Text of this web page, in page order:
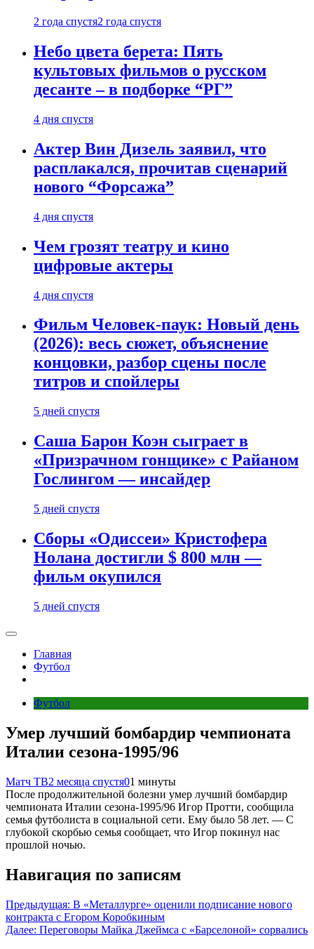
2 года спустя2 года спустя
Небо цвета берета: Пять
культовых фильмов о русском
десанте – в подборке “РГ”
4 дня спустя
Актер Вин Дизель заявил, что
расплакался, прочитав сценарий
нового “Форсажа”
4 дня спустя
Чем грозят театру и кино
цифровые актеры
4 дня спустя
Фильм Человек-паук: Новый день
(2026): весь сюжет, объяснение
концовки, разбор сцены после
титров и спойлеры
5 дней спустя
Саша Барон Коэн сыграет в
«Призрачном гонщике» с Райаном
Гослингом — инсайдер
5 дней спустя
Сборы «Одиссеи» Кристофера
Нолана достигли $ 800 млн —
фильм окупился
5 дней спустя
Главная
Футбол
Футбол
Умер лучший бомбардир чемпионата
Италии сезона‑1995/96
Матч ТВ2 месяца спустя01 минуты
После продолжительной болезни умер лучший бомбардир
чемпионата Италии сезона‑1995/96 Игор Протти, сообщила
семья футболиста в социальной сети. Ему было 58 лет. — С
глубокой скорбью семья сообщает, что Игор покинул нас
прошлой ночью.
Навигация по записям
Предыдущая: В «Металлурге» оценили подписание нового
контракта с Егором Коробкиным
Далее: Переговоры Майка Джеймса с «Барселоной» сорвались